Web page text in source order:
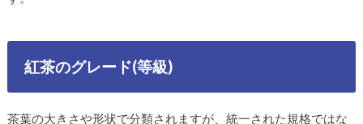
紅茶のグレード(等級)
茶葉の大きさや形状で分類されますが、統一された規格ではな